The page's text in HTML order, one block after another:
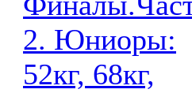
2. Юниоры:
52кг, 68кг,